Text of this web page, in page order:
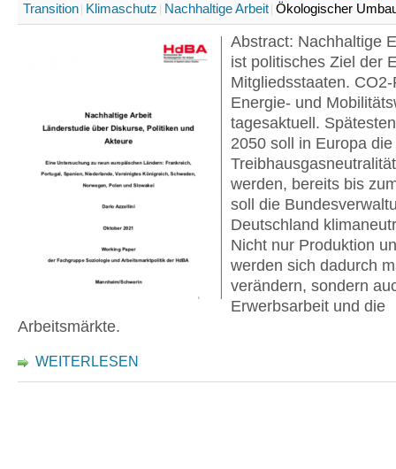
Transition Klimaschutz Nachhaltige Arbeit Ökologischer
Abstract: Nachhaltige
ist politisches Ziel der
Mitgliedsstaaten.
Energie- und
tagesaktuell.
2050 soll in Europa die
werden, bereits bis
soll die
Deutschland
Nicht nur Produktion
werden sich dadurch
verändern, sondern
Erwerbsarbeit und die
Arbeitsmärkte.
WEITERLESEN